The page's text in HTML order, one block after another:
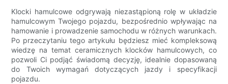
Klocki hamulcowe odgrywają niezastąpioną rolę w układzie
hamulcowym Twojego pojazdu, bezpośrednio wpływając na
hamowanie i prowadzenie samochodu w różnych warunkach.
Po przeczytaniu tego artykułu będziesz mieć kompleksową
wiedzę na temat ceramicznych klocków hamulcowych, co
pozwoli Ci podjąć świadomą decyzję, idealnie dopasowaną
do Twoich wymagań dotyczących jazdy i specyfikacji
pojazdu.